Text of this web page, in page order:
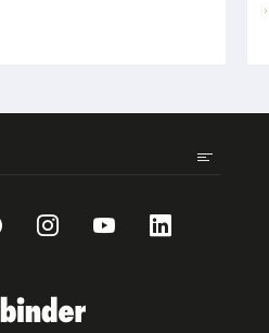
FacebookInstagram
YouTubeLinkedIn